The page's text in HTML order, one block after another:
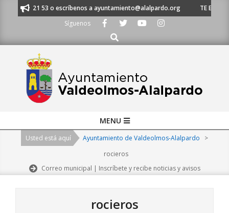
620 21 53 o escríbenos a ayuntamiento@alalpardo.org
TE
Síguenos
Buscar
Navigation
MENU
Usted está aquí Ayuntamiento de Valdeolmos-Alalpardo
>
rocieros
Correo municipal | Inscríbete y recibe noticias y avisos
rocieros